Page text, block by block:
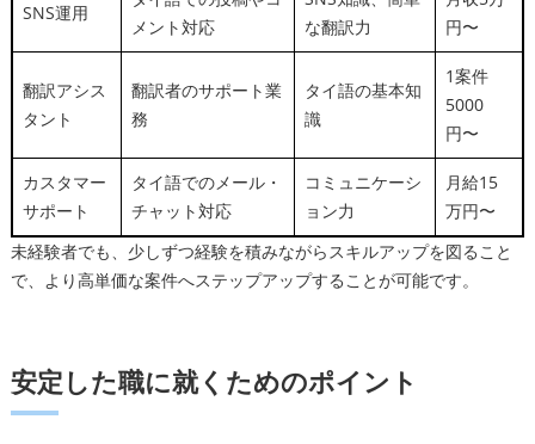
SNS運用
メント対応
な翻訳力
円〜
翻訳アシス
タント
翻訳者のサポート業
務
タイ語の基本知
識
1案件
5000
円〜
カスタマー
サポート
タイ語でのメール・
チャット対応
コミュニケーシ
ョン力
月給15
万円〜
未経験者でも、少しずつ経験を積みながらスキルアップを図ること
で、より高単価な案件へステップアップすることが可能です。
安定した職に就くためのポイント